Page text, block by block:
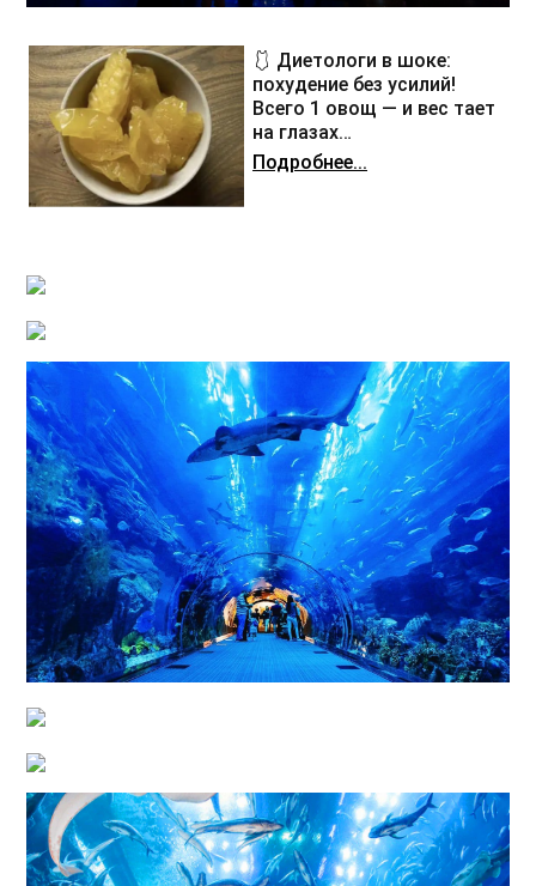
🩱 Диетологи в шоке:
похудение без усилий!
Всего 1 овощ — и вес тает
на глазах…
Подробнее...